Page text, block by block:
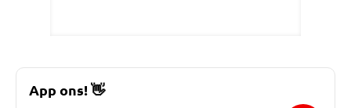
App ons! 👋